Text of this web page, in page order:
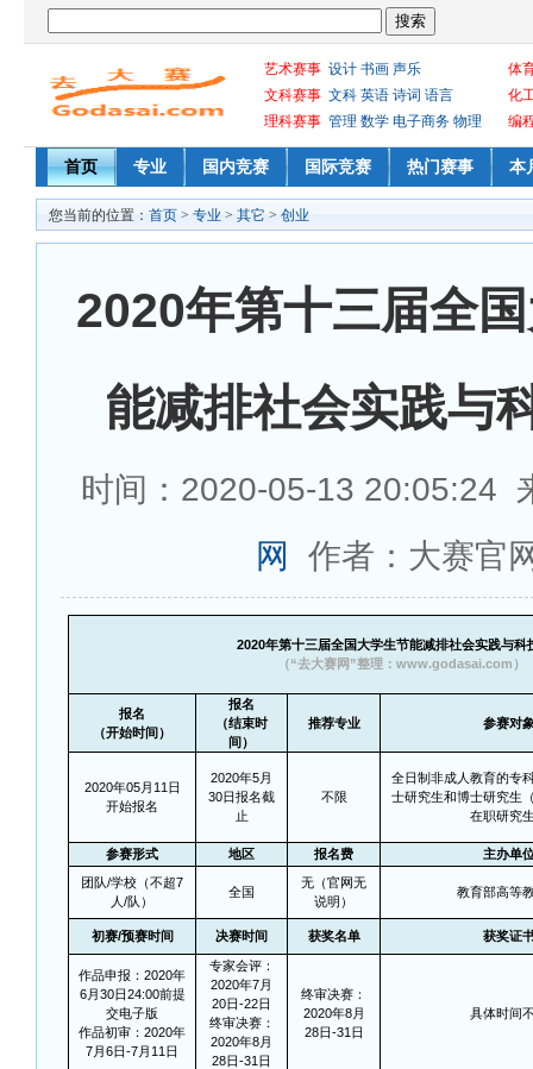
艺术赛事 设计 书画 声乐
文科赛事 文科 英语 诗词 语言
理科赛事 管理 数学 电子商务 物理
体
化
编
首页 专业 国内竞赛 国际竞赛 热门赛事 本
您当前的位置： 首页 > 专业 > 其它 > 创业
2020年第十三届全
能减排社会实践与
时间：2020-05-13 20:05:24
网
作者：大赛官
2020年第十三届全国大学生节能减排社会实践与科
（“去大赛网”整理：www.godasai.com）
报名
（开始时间）
报名
（结束时
间）
推荐专业 参赛对
2020年05月11日
开始报名
2020年5月
30日报名截
止
不限
全日制非成人教育的专
士研究生和博士研究生
在职研究
参赛形式 地区 报名费
主办单
团队/学校（不超7
人/队）
全国
无（官网无
说明）
教育部高等
初赛/预赛时间 决赛时间 获奖名单 获奖证
作品申报：2020年
6月30日24:00前提
交电子版
作品初审：2020年
7月6日-7月11日
专家会评：
2020年7月
20日-22日
终审决赛：
2020年8月
28日-31日
终审决赛：
2020年8月
28日-31日
具体时间